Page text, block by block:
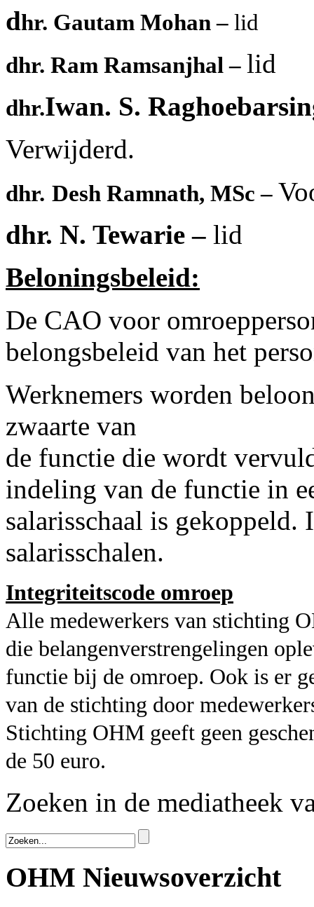
dhr. Gautam Mohan – lid
dhr. Ram Ramsanjhal – lid
dhr.Iwan. S.
Verwijderd.
dhr. Desh Ramnath, MSc –
dhr. N. Tewarie – lid
Beloningsbeleid:
De CAO voor
belongsbeleid van het
Werknemers worden
zwaarte van
de functie die wordt
indeling van de functie in
salarisschaal is
salarisschalen.
Integriteitscode omroep
Alle medewerkers van stichting
die belangenverstrengelingen
functie bij de omroep. Ook is er
van de stichting door
Stichting OHM geeft geen
de 50 euro.
Zoeken in de mediatheek
OHM Nieuwsoverzicht